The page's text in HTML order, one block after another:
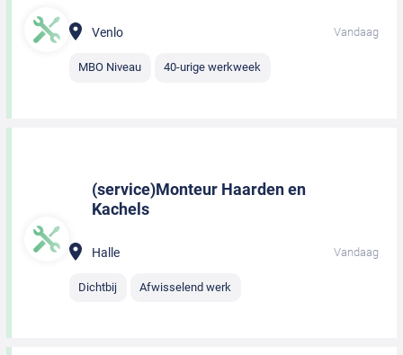
Venlo Vandaag
MBO Niveau 40-urige werkweek
(service)Monteur Haarden en
Kachels
Halle Vandaag
Dichtbij Afwisselend werk